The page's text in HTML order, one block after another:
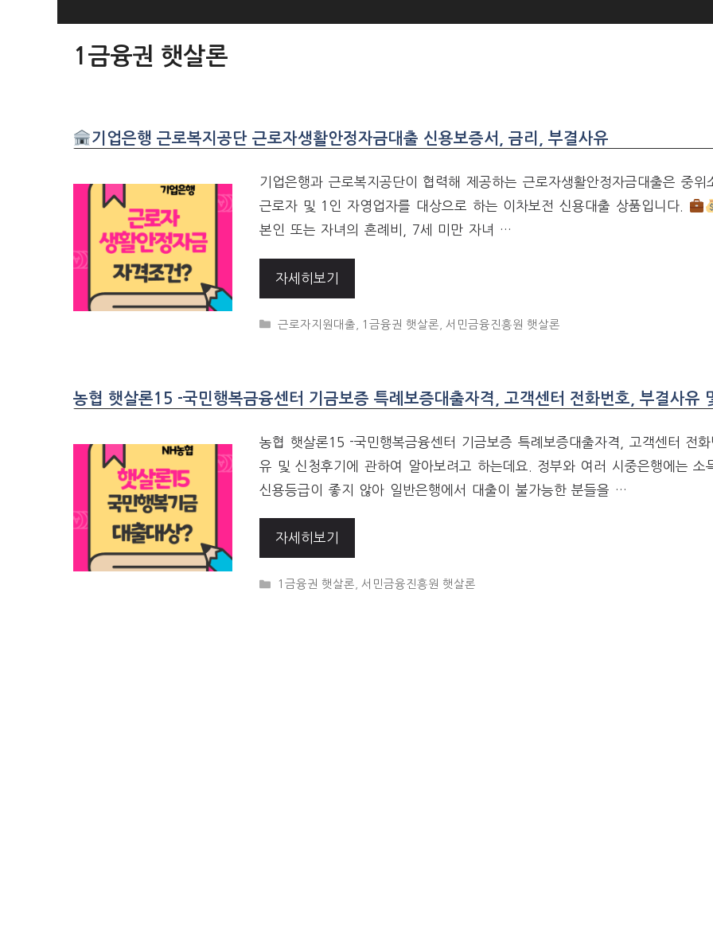
1금융권 햇살론
기업은행 근로복지공단 근로자생활안정자금대출 신용보증서, 금리, 부결사유
기업은행과 근로복지공단이 협력해 제공하는 근로자생활안정자금대출은 중위
근로자 및 1인 자영업자를 대상으로 하는 이차보전 신용대출 상품입니다.
본인 또는 자녀의 혼례비, 7세 미만 자녀 …
자세히보기
CATEGORIES
근로자지원대출 1금융권 햇살론 ,서민금융진흥원 햇살론
농협 햇살론15 -국민행복금융센터 기금보증 특례보증대출자격, 고객센터 전화번호, 부결사유
농협 햇살론15 -국민행복금융센터 기금보증 특례보증대출자격, 고객센터 전
유 및 신청후기에 관하여 알아보려고 하는데요. 정부와 여러 시중은행에는 소
신용등급이 좋지 않아 일반은행에서 대출이 불가능한 분들을 …
자세히보기
CATEGORIES
1금융권 햇살론 ,서민금융진흥원 햇살론